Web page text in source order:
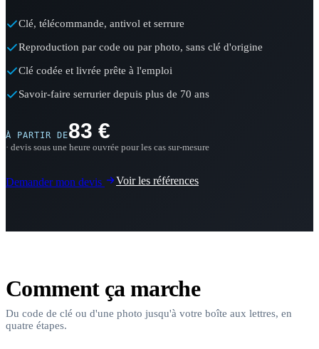
Clé, télécommande, antivol et serrure
Reproduction par code ou par photo, sans clé d'origine
Clé codée et livrée prête à l'emploi
Savoir-faire serrurier depuis plus de 70 ans
À PARTIR DE83 €
· devis sous une heure ouvrée pour les cas sur-mesure
Demander mon devis Voir les références
Comment ça marche
Du code de clé ou d'une photo jusqu'à votre boîte aux lettres, en
quatre étapes.